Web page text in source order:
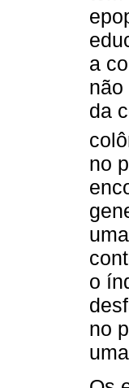
a
não
da
no
o
no